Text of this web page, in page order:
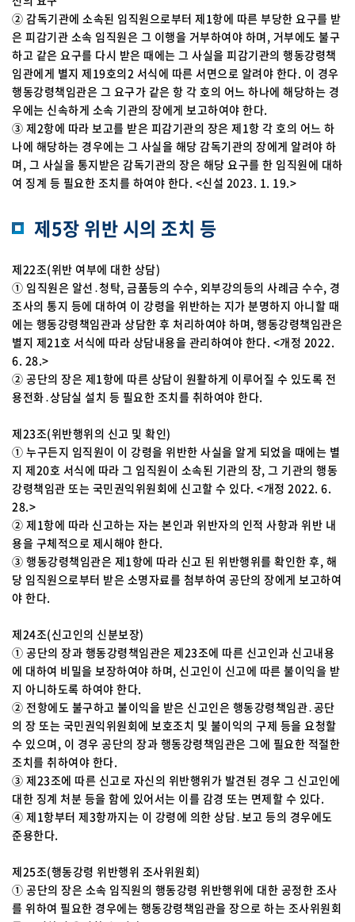
② 감독기관에 소속된 임직원으로부터 제1항에 따른 부당한 요구를 받
은 피감기관 소속 임직원은 그 이행을 거부하여야 하며, 거부에도 불구
하고 같은 요구를 다시 받은 때에는 그 사실을 피감기관의 행동강령책
임관에게 별지 제19호의2 서식에 따른 서면으로 알려야 한다. 이 경우
행동강령책임관은 그 요구가 같은 항 각 호의 어느 하나에 해당하는 경
우에는 신속하게 소속 기관의 장에게 보고하여야 한다.
③ 제2항에 따라 보고를 받은 피감기관의 장은 제1항 각 호의 어느 하
나에 해당하는 경우에는 그 사실을 해당 감독기관의 장에게 알려야 하
며, 그 사실을 통지받은 감독기관의 장은 해당 요구를 한 임직원에 대하
여 징계 등 필요한 조치를 하여야 한다. <신설 2023. 1. 19.>
제5장 위반 시의 조치 등
제22조(위반 여부에 대한 상담)
① 임직원은 알선․청탁, 금품등의 수수, 외부강의등의 사례금 수수, 경
조사의 통지 등에 대하여 이 강령을 위반하는 지가 분명하지 아니할 때
에는 행동강령책임관과 상담한 후 처리하여야 하며, 행동강령책임관은
별지 제21호 서식에 따라 상담내용을 관리하여야 한다. <개정 2022.
6. 28.>
② 공단의 장은 제1항에 따른 상담이 원활하게 이루어질 수 있도록 전
용전화․상담실 설치 등 필요한 조치를 취하여야 한다.
제23조(위반행위의 신고 및 확인)
① 누구든지 임직원이 이 강령을 위반한 사실을 알게 되었을 때에는 별
지 제20호 서식에 따라 그 임직원이 소속된 기관의 장, 그 기관의 행동
강령책임관 또는 국민권익위원회에 신고할 수 있다. <개정 2022. 6.
28.>
② 제1항에 따라 신고하는 자는 본인과 위반자의 인적 사항과 위반 내
용을 구체적으로 제시해야 한다.
③ 행동강령책임관은 제1항에 따라 신고 된 위반행위를 확인한 후, 해
당 임직원으로부터 받은 소명자료를 첨부하여 공단의 장에게 보고하여
야 한다.
제24조(신고인의 신분보장)
① 공단의 장과 행동강령책임관은 제23조에 따른 신고인과 신고내용
에 대하여 비밀을 보장하여야 하며, 신고인이 신고에 따른 불이익을 받
지 아니하도록 하여야 한다.
② 전항에도 불구하고 불이익을 받은 신고인은 행동강령책임관․공단
의 장 또는 국민권익위원회에 보호조치 및 불이익의 구제 등을 요청할
수 있으며, 이 경우 공단의 장과 행동강령책임관은 그에 필요한 적절한
조치를 취하여야 한다.
③ 제23조에 따른 신고로 자신의 위반행위가 발견된 경우 그 신고인에
대한 징계 처분 등을 함에 있어서는 이를 감경 또는 면제할 수 있다.
④ 제1항부터 제3항까지는 이 강령에 의한 상담․보고 등의 경우에도
준용한다.
제25조(행동강령 위반행위 조사위원회)
① 공단의 장은 소속 임직원의 행동강령 위반행위에 대한 공정한 조사
를 위하여 필요한 경우에는 행동강령책임관을 장으로 하는 조사위원회